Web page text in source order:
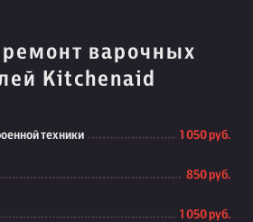
варочных
Kitchenaid
техники 1 050 руб.
850 руб.
1 050 руб.